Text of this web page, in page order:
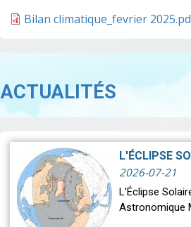
Bilan climatique_fevrier
ACTUALITÉS
L'ÉCLIPSE
2026-07-21
L'Éclipse
Astronomique